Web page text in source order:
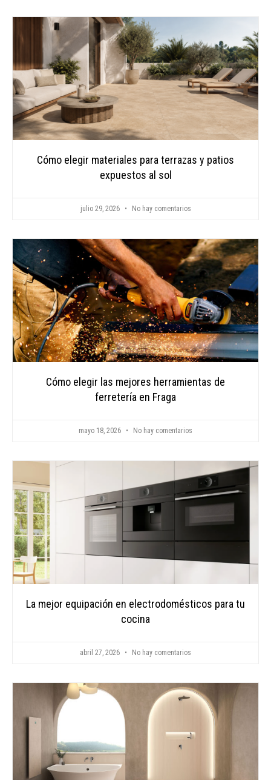
Cómo elegir materiales para terrazas y patios
expuestos al sol
julio 29, 2026 No hay comentarios
Cómo elegir las mejores herramientas de
ferretería en Fraga
mayo 18, 2026 No hay comentarios
La mejor equipación en electrodomésticos para tu
cocina
abril 27, 2026 No hay comentarios